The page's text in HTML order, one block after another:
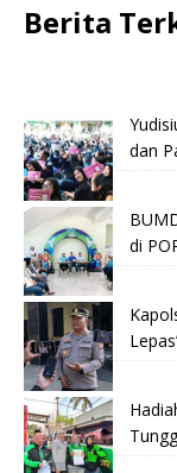
Berita
dan
di